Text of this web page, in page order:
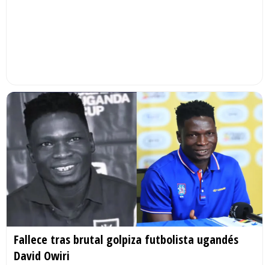
Fallece tras brutal golpiza futbolista ugandés
David Owiri